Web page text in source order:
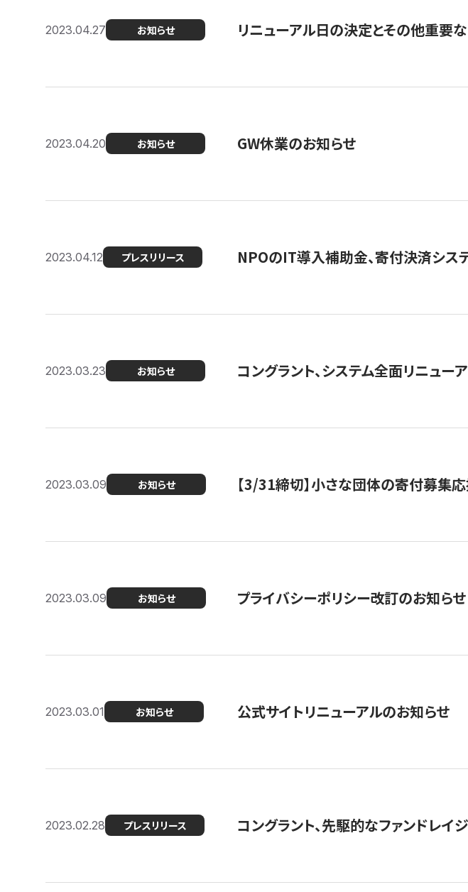
2023.04.27 お知らせ リニューアル日の決定とその他重要
2023.04.20 お知らせ GW休業のお知らせ
2023.04.12 プレスリリース NPOのIT導入補助金、寄付決済シス
2023.03.23 お知らせ コングラント、システム全面リニュ
2023.03.09 お知らせ 【3/31締切】小さな団体の寄付募集
2023.03.09 お知らせ プライバシーポリシー改訂のお知らせ
2023.03.01 お知らせ 公式サイトリニューアルのお知らせ
2023.02.28 プレスリリース コングラント、先駆的なファンドレ